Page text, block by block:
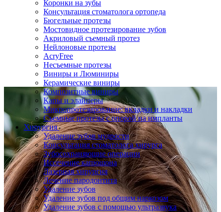
Коронки на зубы
Консультация стоматолога ортопеда
Бюгельные протезы
Мостовидное протезирование зубов
Акриловый съемный протез
Нейлоновые протезы
AcryFree
Несъемные протезы
Виниры и Люминиры
Керамические виниры
Композитные виниры
Капы и элайнеры
Микропротезирование: вкладки и накладки
Съемные протезы с опорой на импланты
Хирургия
Удаление зубов мудрости
Консультация стоматолога хирурга
Зубосохраняющие операции
Иссечение капюшона
Лазерная хирургия
Лечение пародонтита
Удаление зубов
Удаление зубов под общим наркозом
Удаление зубов с помощью ультразвука